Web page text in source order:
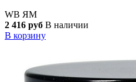
WB ЯМ
2 416 руб В наличии
В корзину